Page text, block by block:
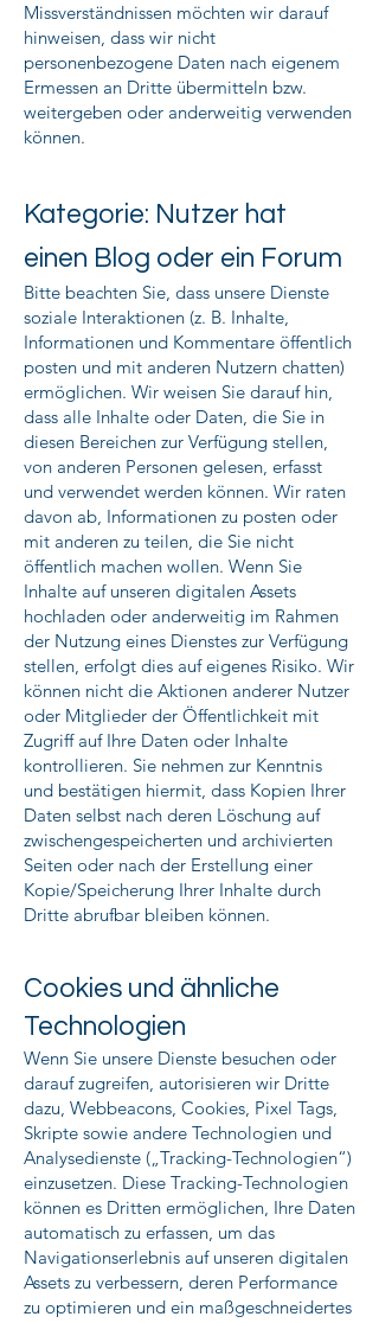
Missverständnissen möchten wir darauf
hinweisen, dass wir nicht
personenbezogene Daten nach eigenem
Ermessen an Dritte übermitteln bzw.
weitergeben oder anderweitig verwenden
können.
Kategorie: Nutzer hat
einen Blog oder ein Forum
Bitte beachten Sie, dass unsere Dienste
soziale Interaktionen (z. B. Inhalte,
Informationen und Kommentare öffentlich
posten und mit anderen Nutzern chatten)
ermöglichen. Wir weisen Sie darauf hin,
dass alle Inhalte oder Daten, die Sie in
diesen Bereichen zur Verfügung stellen,
von anderen Personen gelesen, erfasst
und verwendet werden können. Wir raten
davon ab, Informationen zu posten oder
mit anderen zu teilen, die Sie nicht
öffentlich machen wollen. Wenn Sie
Inhalte auf unseren digitalen Assets
hochladen oder anderweitig im Rahmen
der Nutzung eines Dienstes zur Verfügung
stellen, erfolgt dies auf eigenes Risiko. Wir
können nicht die Aktionen anderer Nutzer
oder Mitglieder der Öffentlichkeit mit
Zugriff auf Ihre Daten oder Inhalte
kontrollieren. Sie nehmen zur Kenntnis
und bestätigen hiermit, dass Kopien Ihrer
Daten selbst nach deren Löschung auf
zwischengespeicherten und archivierten
Seiten oder nach der Erstellung einer
Kopie/Speicherung Ihrer Inhalte durch
Dritte abrufbar bleiben können.
Cookies und ähnliche
Technologien
Wenn Sie unsere Dienste besuchen oder
darauf zugreifen, autorisieren wir Dritte
dazu, Webbeacons, Cookies, Pixel Tags,
Skripte sowie andere Technologien und
Analysedienste („Tracking-Technologien“)
einzusetzen. Diese Tracking-Technologien
können es Dritten ermöglichen, Ihre Daten
automatisch zu erfassen, um das
Navigationserlebnis auf unseren digitalen
Assets zu verbessern, deren Performance
zu optimieren und ein maßgeschneidertes